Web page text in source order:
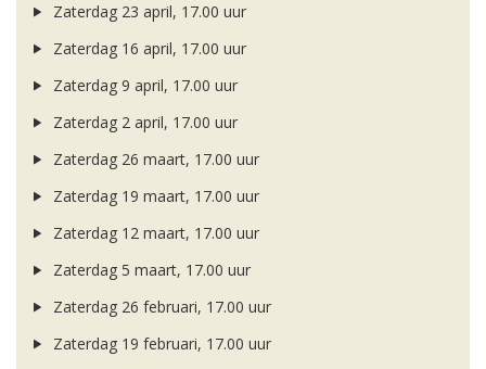
Zaterdag 23 april, 17.00 uur
Zaterdag 16 april, 17.00 uur
Zaterdag 9 april, 17.00 uur
Zaterdag 2 april, 17.00 uur
Zaterdag 26 maart, 17.00 uur
Zaterdag 19 maart, 17.00 uur
Zaterdag 12 maart, 17.00 uur
Zaterdag 5 maart, 17.00 uur
Zaterdag 26 februari, 17.00 uur
Zaterdag 19 februari, 17.00 uur